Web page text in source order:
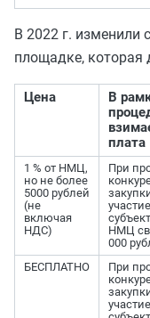
В 2022 г. изменили
площадке, которая
Цена
В
плата
1 % от НМЦ,
но не более
5000 рублей
(не
включая
НДС)
При
НМЦ
000
БЕСПЛАТНО
При